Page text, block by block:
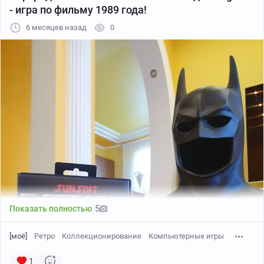
комплектация Vectorman 2
Вы трансформируетесь: в ракету, в подлодку, в дрель,
в плазменный шар. Каждое превращение на грани
глюка)
TMNT: The Hyperstone Heist "Мы не жалкие букашки,
супер ниндзя-черепашки!"
- игра по фильму 1989 года!
6 месяцев назад 0
Показать полностью 5
[моё] Ретро Коллекционирование Компьютерные игры
1